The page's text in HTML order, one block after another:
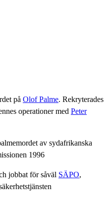
på Olof Palme. Rekryterades
operationer med Peter
av sydafrikanska
1996
jobbat för såväl SÄPO,